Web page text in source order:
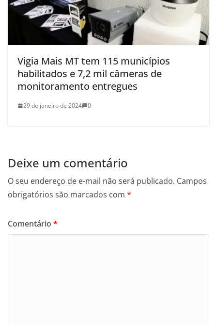
Vigia Mais MT tem 115 municípios
habilitados e 7,2 mil câmeras de
monitoramento entregues
29 de janeiro de 2024 0
Deixe um comentário
O seu endereço de e-mail não será publicado. Campos
obrigatórios são marcados com *
Comentário *